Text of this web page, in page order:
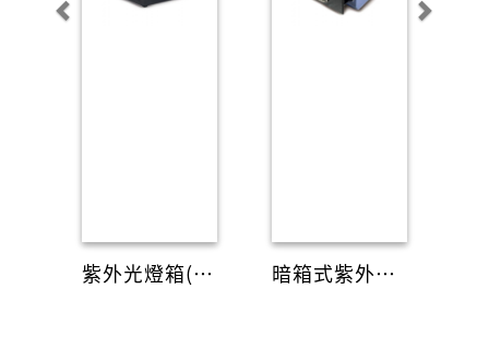
紫外光燈箱(照膠/切膠) 暗箱式紫外分析儀